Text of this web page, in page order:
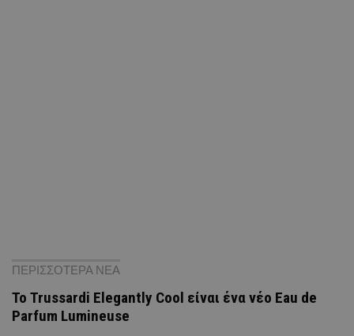
ΠΕΡΙΣΣΟΤΕΡΑ ΝΕΑ
Το Trussardi Elegantly Cool είναι ένα νέο Eau de
Parfum Lumineuse